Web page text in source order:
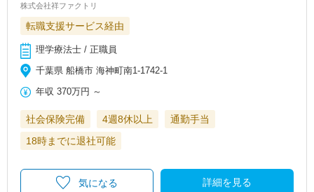
株式会社祥ファクトリ
転職支援サービス経由
理学療法士 / 正職員
千葉県 船橋市 海神町南1-1742-1
年収 370万円 ～
社会保険完備 4週8休以上
通勤手当
18時までに退社可能
詳細を見る
気になる